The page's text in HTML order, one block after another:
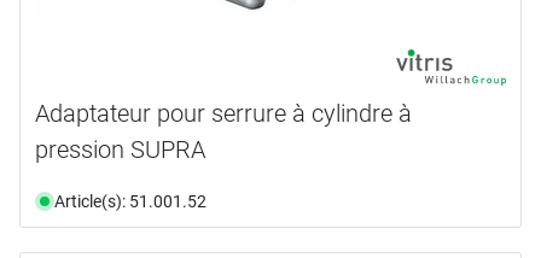
Adaptateur pour serrure à cylindre à
pression SUPRA
Article(s): 51.001.52